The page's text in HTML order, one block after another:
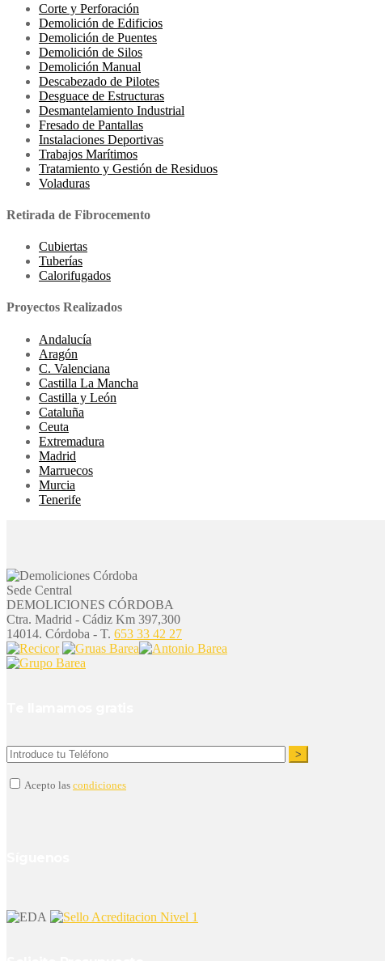
Corte y Perforación
Demolición de Edificios
Demolición de Puentes
Demolición de Silos
Demolición Manual
Descabezado de Pilotes
Desguace de Estructuras
Desmantelamiento Industrial
Fresado de Pantallas
Instalaciones Deportivas
Trabajos Marítimos
Tratamiento y Gestión de Residuos
Voladuras
Retirada de Fibrocemento
Cubiertas
Tuberías
Calorifugados
Proyectos Realizados
Andalucía
Aragón
C. Valenciana
Castilla La Mancha
Castilla y León
Cataluña
Ceuta
Extremadura
Madrid
Marruecos
Murcia
Tenerife
Sede Central
DEMOLICIONES CÓRDOBA
Ctra. Madrid - Cádiz Km 397,300
14014. Córdoba - T. 653 33 42 27
Acepto las condiciones